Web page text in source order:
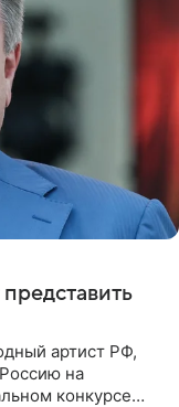
артист РФ,
на
конкурсе